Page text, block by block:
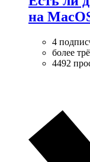
на
4
более
4492